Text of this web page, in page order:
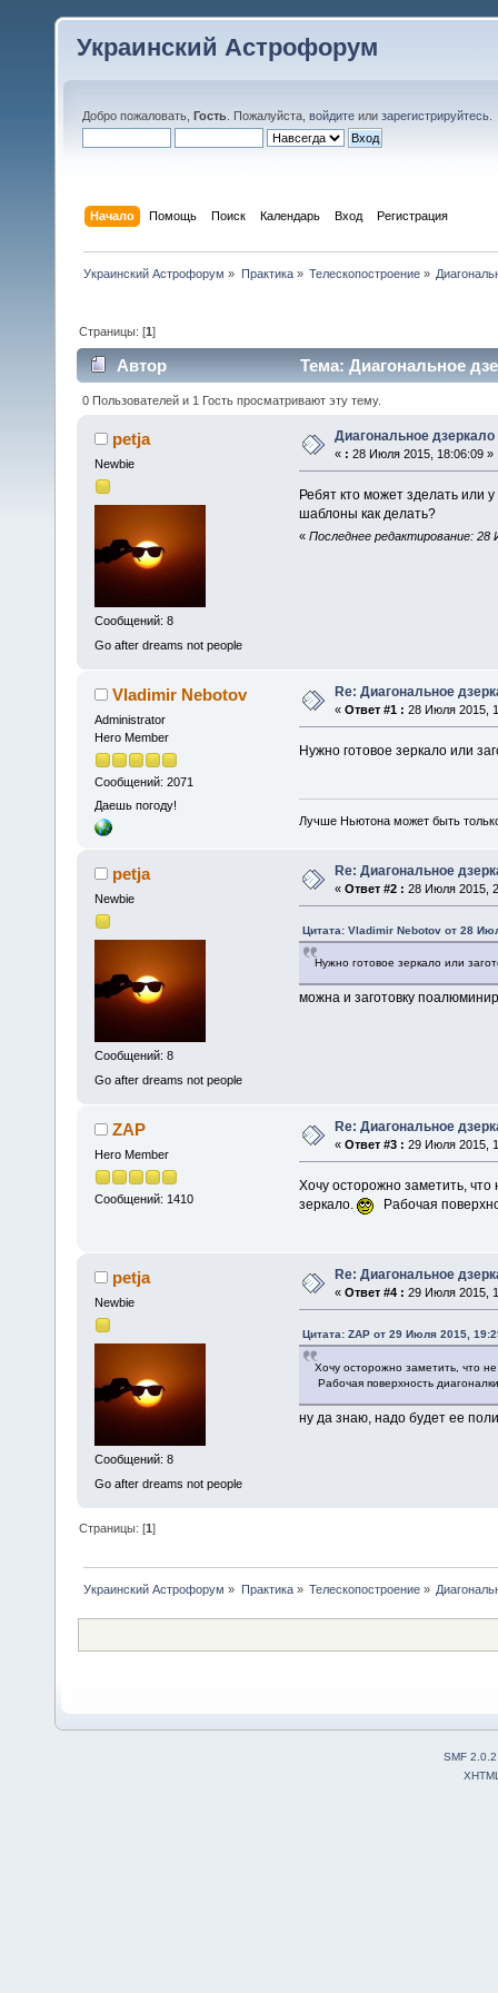
Украинский Астрофорум
Добро пожаловать, Гость . Пожалуйста, войдите или зарегистрируйтесь
Начало Помощь Поиск Календарь Вход Регистрация
Украинский Астрофорум » Практика» Телескопостроение»
Страницы: [1]
Автор Тема: Диагональное
0 Пользователей и 1 Гость просматривают эту тему.
petja
Newbie
Сообщений: 8
Go after dreams not people
Диагональное дзеркало
« : 28 Июля 2015, 18:06:09 »
Ребят кто может зделать или
шаблоны как делать?
« Последнее редактирование: 28
Vladimir Nebotov
Administrator
Hero Member
Сообщений: 2071
Даешь погоду!
Re: Диагональное
« Ответ #1 : 28 Июля 2015,
Нужно готовое зеркало или
Лучше Ньютона может быть
petja
Newbie
Сообщений: 8
Go after dreams not people
Re: Диагональное
« Ответ #2 : 28 Июля 2015,
Цитата: Vladimir Nebotov от 28
Нужно готовое зеркало или
можна и заготовку
ZAP
Hero Member
Сообщений: 1410
Re: Диагональное
« Ответ #3 : 29 Июля 2015,
Хочу осторожно заметить,
зеркало.
Рабочая
petja
Newbie
Сообщений: 8
Go after dreams not people
Re: Диагональное
« Ответ #4 : 29 Июля 2015,
Цитата: ZAP от 29 Июля 2015,
Хочу осторожно заметить, что
Рабочая поверхность
ну да знаю, надо будет ее
Страницы: [1]
Украинский Астрофорум » Практика» Телескопостроение»
SMF 2.0.2